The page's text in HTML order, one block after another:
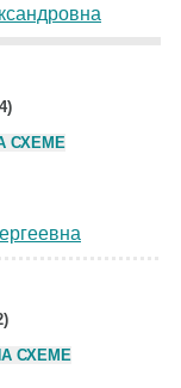
СХЕМЕ
СХЕМЕ